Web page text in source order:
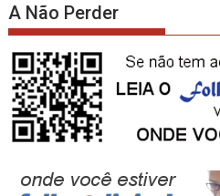
A Não Perder